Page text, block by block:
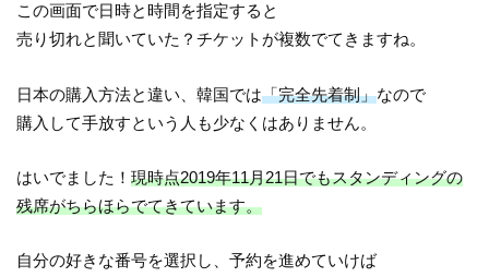
この画面で日時と時間を指定すると
売り切れと聞いていた？チケットが複数でてきますね。
日本の購入方法と違い、韓国では「完全先着制」なので
購入して手放すという人も少なくはありません。
はいでました！現時点2019年11月21日でもスタンディングの
残席がちらほらでてきています。
自分の好きな番号を選択し、予約を進めていけば